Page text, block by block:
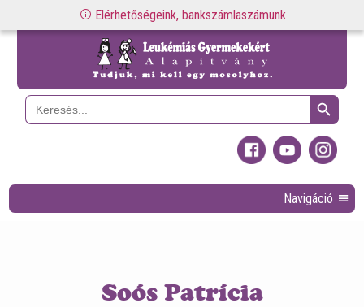
Elérhetőségeink, bankszámlaszámunk
Search
for:
Search Button
Navigáció
Soós Patrícia